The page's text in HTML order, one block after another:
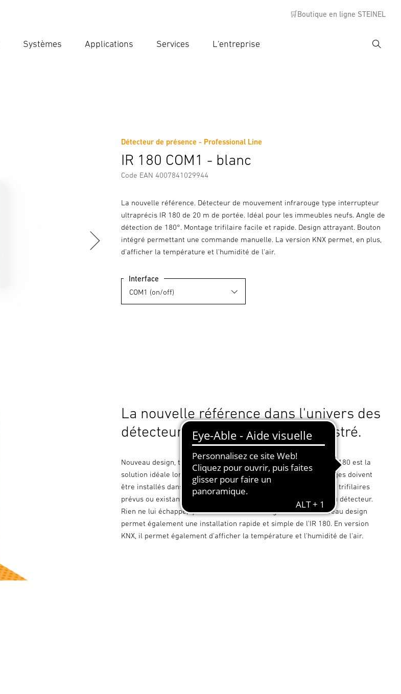
🛒Boutique en ligne STEINEL
Systèmes Applications Services L'entreprise
Détecteur de présence - Professional Line
IR 180 COM1 - blanc
Code EAN 4007841029944
La nouvelle référence. Détecteur de mouvement infrarouge type interrupteur
ultraprécis IR 180 de 20 m de portée. Idéal pour les immeubles neufs. Angle de
détection de 180°. Montage trifilaire facile et rapide. Design attrayant. Bouton
intégré permettant une commande manuelle. La version KNX permet, en plus,
d'afficher la température et l'humidité de l'air.
Interface
Consignes de Sécurité et Avertissements Informations sur le fabricant
La nouvelle référence dans l'univers des
détecteurs infrarouges type encastré.
Nouveau design, technologie intelligente et montage rapide. L'IR 180 est la
solution idéale lorsque des interrupteurs type encastré infrarouges doivent
être installés dans des immeubles neufs ou existants à câblages trifilaires
prévus ou existants. 180 renvoie à l'angle de détection étendu du détecteur.
Rien ne lui échappe, que ce soit à droite ou à gauche. Son nouveau design
permet également une installation rapide et simple de l'IR 180. En version
KNX, il permet également d'afficher la température et l'humidité de l'air.